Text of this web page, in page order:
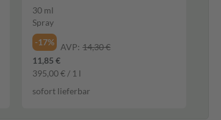
30 ml
Spray
-17%
AVP: 14,30 €
11,85 €
395,00 € / 1 l
sofort lieferbar